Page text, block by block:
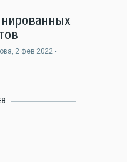
, 2 фев 2022 -